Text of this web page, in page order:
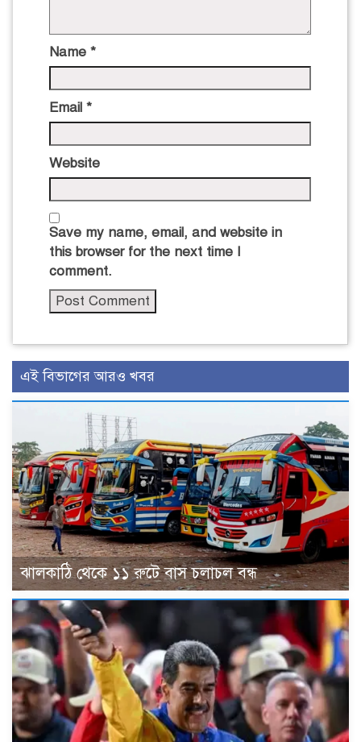
Name *
Email *
Website
Save my name, email, and website in
this browser for the next time I
comment.
এই বিভাগের আরও খবর
ঝালকাঠি থেকে ১১ রুটে বাস চলাচল বন্ধ